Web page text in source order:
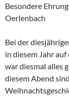
Besondere
Oerlenbach
Bei der
in diesem Jahr
war diesmal alles
diesem Abend